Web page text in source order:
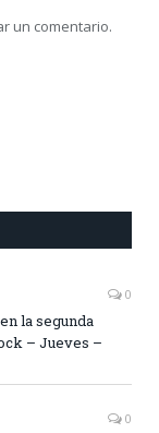
un comentario.
0
la segunda
– Jueves –
0